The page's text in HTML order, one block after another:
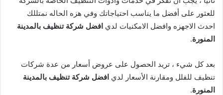
للعثور على أفضل ما يناسب احتياجاتك وفي هزه الحاله نمتللك
احدث الاجهزه وافضل الامكنيات لدي افضل شركة تنظيف بالمدينة
المنورة.
بعد كل شيء ، تريد الحصول على عروض أسعار من عدة شركات
تنظيف للفلل ومقارنة الأسعار لدي افضل شركة تنظيف بالمدينة
المنورة.